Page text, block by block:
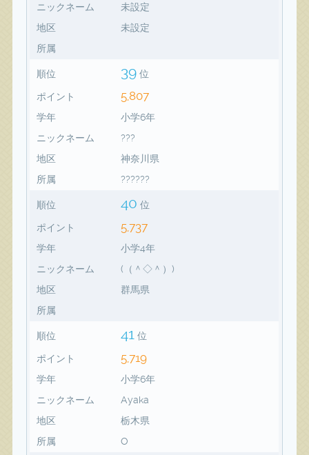
ニックネーム
未設定
地区
未設定
所属
順位 39 位
ポイント 5,807
学年
小学6年
ニックネーム
???
地区
神奈川県
所属
??????
順位 40 位
ポイント 5,737
学年
小学4年
ニックネーム
(（＾◇＾）)
地区
群馬県
所属
順位 41 位
ポイント 5,719
学年
小学6年
ニックネーム
Ayaka
地区
栃木県
所属
O